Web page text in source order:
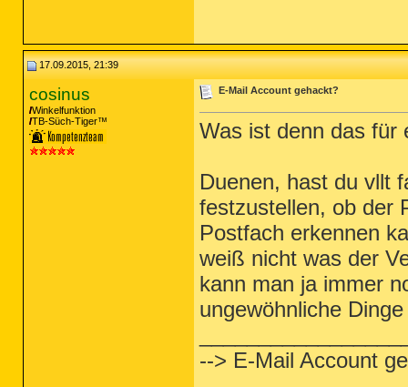
17.09.2015, 21:39
cosinus
Winkelfunktion
TB-Süch-Tiger™
E-Mail Account gehackt?
Was ist denn das für
Duenen, hast du vllt
festzustellen, ob der
Postfach erkennen
weiß nicht was der
kann man ja immer
ungewöhnliche
--> E-Mail Account